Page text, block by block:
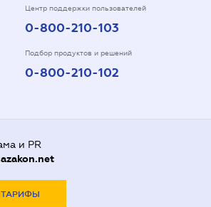
Центр поддержки пользователей
0-800-210-103
Подбор продуктов и решений
0-800-210-102
и PR
ТАРИФЫ